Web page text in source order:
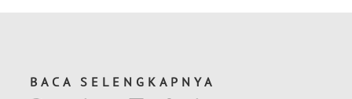
BACA SELENGKAPNYA